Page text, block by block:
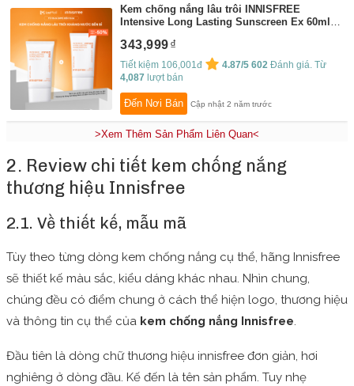
Kem chống nắng lâu trôi INNISFREE
Intensive Long Lasting Sunscreen Ex 60ml
343,999
Tiết kiệm 106,001đ 4.87/5 602 Đánh giá. Từ
4,087 lượt bán
Đến Nơi Bán Cập nhật 2 năm trước
>Xem Thêm Sản Phẩm Liên Quan<
2. Review chi tiết kem chống nắng
thương hiệu Innisfree
2.1. Về thiết kế, mẫu mã
Tùy theo từng dòng kem chống nắng cụ thể, hãng Innisfree
sẽ thiết kế màu sắc, kiểu dáng khác nhau. Nhìn chung,
chúng đều có điểm chung ở cách thể hiện logo, thương hiệu
và thông tin cụ thể của kem chống nắng Innisfree.
Đầu tiên là dòng chữ thương hiệu innisfree đơn giản, hơi
nghiêng ở dòng đầu. Kế đến là tên sản phẩm. Tuy nhẹ